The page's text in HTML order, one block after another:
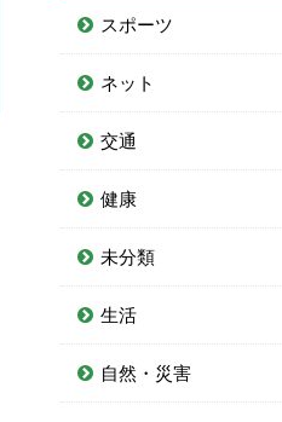
スポーツ
ネット
交通
健康
未分類
生活
自然・災害